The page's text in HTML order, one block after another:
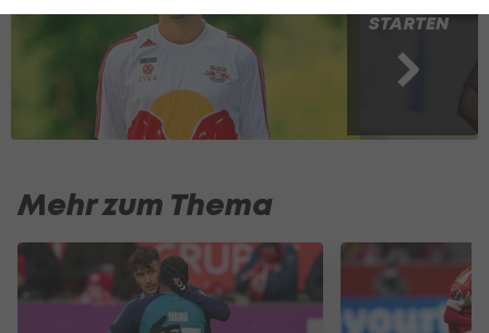
STARTEN
Mehr zum Thema